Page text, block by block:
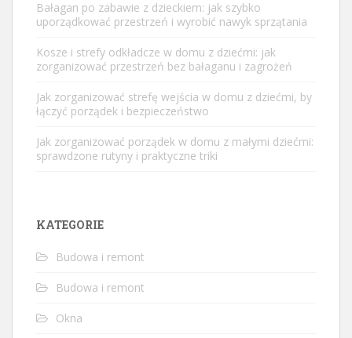
Bałagan po zabawie z dzieckiem: jak szybko
uporządkować przestrzeń i wyrobić nawyk sprzątania
Kosze i strefy odkładcze w domu z dziećmi: jak
zorganizować przestrzeń bez bałaganu i zagrożeń
Jak zorganizować strefę wejścia w domu z dziećmi, by
łączyć porządek i bezpieczeństwo
Jak zorganizować porządek w domu z małymi dziećmi:
sprawdzone rutyny i praktyczne triki
KATEGORIE
Budowa i remont
Budowa i remont
Okna